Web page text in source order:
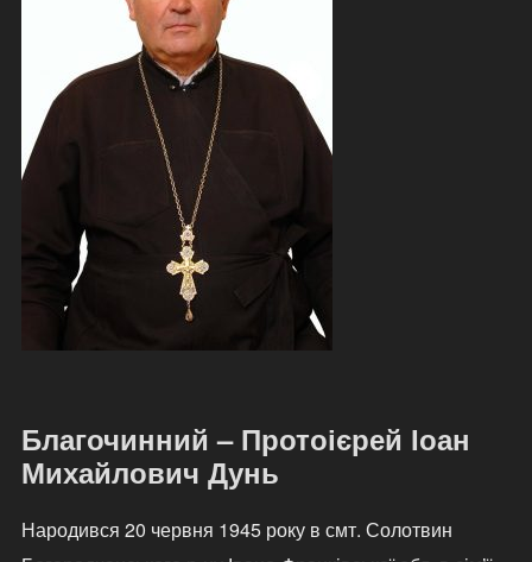
Благочинний – Протоієрей Іоан
Михайлович Дунь
Народився 20 червня 1945 року в смт. Солотвин